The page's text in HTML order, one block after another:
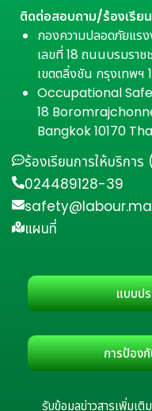
ติดต่อสอบถาม/ร้องเรีย
กองความปลอดภัยแร
เลขที่ 18 ถนนบรมรา
เขตตลิ่งชัน กรุงเทพฯ
Occupational
18
Bangkok 10170
ร้องเรียนการให้บริกา
024489128-39
แผนที่
แบบปร
การป้อง
รับข้อมูลข่าวสารเพิ่มเติ